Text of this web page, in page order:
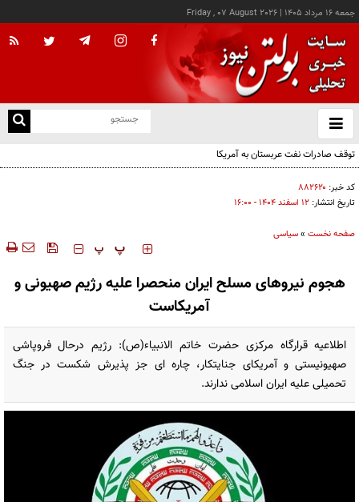
جمعه ۱۶ مرداد ۱۴۰۵ |
Friday , 07 August 2026
باز
و
توقف صادرات نفت عربستان به آمریکا
کد خبر: ۸۸۲۶۲۰
تاریخ انتشار: ۱۲ اسفند ۱۴۰۴ - ۱۶:۰۰
صفحه نخست »سیاسی
‍‍‍ پ پ
هجوم نیروهای مسلح ایران منحصرا علیه رژیم صهیونی و
آمریکاست
اطلاعیه قرارگاه مرکزی حضرت خاتم الانبیاء(ص): رژیم درحال فروپاشی
صهیونیستی و آمریکای جنایتکار، چاره ای جز پذیرش شکست در جنگ
تحمیلی علیه ایران اسلامی ندارند.